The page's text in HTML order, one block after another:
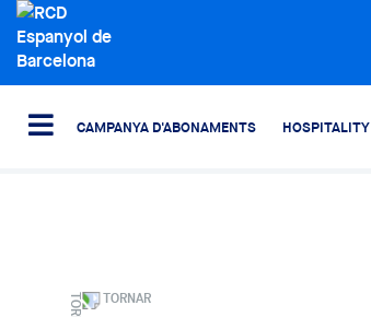
CAMPANYA D'ABONAMENTS HOSPITALITY
TORNAR